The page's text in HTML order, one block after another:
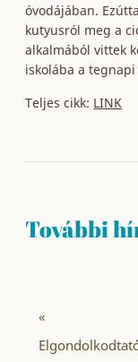
óvodájában.
kutyusról meg a
alkalmából vittek
iskolába a
Teljes cikk: LINK
További
«